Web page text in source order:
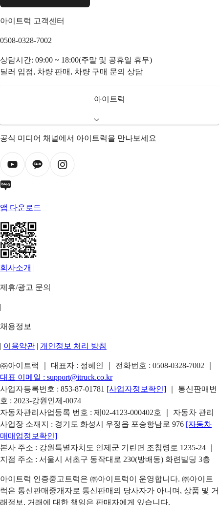
아이트럭 고객센터
0508-0328-7002
상담시간: 09:00 ~ 18:00(주말 및 공휴일 휴무)
딜러 입점, 차량 판매, 차량 구매 문의 상담
아이트럭
공식 미디어 채널에서 아이트럭을 만나보세요
앱 다운로드
회사소개 |
제휴/광고 문의
|
채용정보
| 이용약관 | 개인정보 처리 방침
㈜아이트럭 ｜ 대표자 : 정혜인 ｜ 전화번호 : 0508-0328-7002
대표 이메일 : support@itruck.co.kr
사업자등록번호 : 853-87-01781 [사업자정보확인]
｜ 통신판매번
호 : 2023-강원인제-0074
자동차관리사업등록 번호 : 제02-4123-000402호 ｜ 자동차 관리
사업장 소재지 : 경기도 화성시 우정읍 포승항남로 976 [자동차
매매업정보확인]
본사 주소 : 강원특별자치도 인제군 기린면 조침령로 1235-24 ｜
지점 주소 : 서울시 서초구 동작대로 230(방배동) 화련빌딩 3층
아이트럭 인증중고트럭은 ㈜아이트럭이 운영합니다. ㈜아이트
럭은 통신판매중개자로 통신판매의 당사자가 아니며, 상품 및 거
래정보, 거래에 대한 책임은 판매자에게 있습니다.